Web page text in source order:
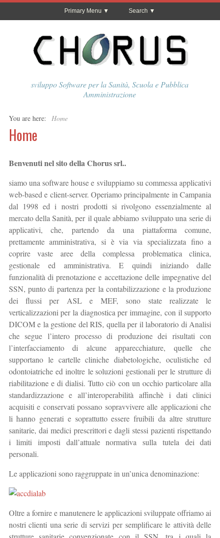
Primary Menu Search
sviluppo Software per la Sanità, Scuola e Pubblica
Amministrazione
You are here: Home
Home
Benvenuti nel sito della Chorus srl..
siamo una software house e sviluppiamo su commessa applicativi
web-based e client-server. Operiamo principalmente in Campania
dal 1998 ed i nostri prodotti si rivolgono essenzialmente al
mercato della Sanità, per il quale abbiamo sviluppato una serie di
applicativi, che, partendo da una piattaforma comune,
prettamente amministrativa, si è via via specializzata fino a
coprire vaste aree della complessa problematica clinica,
gestionale ed amministrativa. E quindi iniziando dalle
funzionalità di prenotazione e accettazione delle impegnative del
SSN, punto di partenza per la contabilizzazione e la produzione
dei flussi per ASL e MEF, sono state realizzate le
verticalizzazioni per la diagnostica per immagine, con il supporto
DICOM e la gestione del RIS, quella per il laboratorio di Analisi
che segue l’intero processo di produzione dei risultati con
l’interfacciamento di alcune apparecchiature, quelle che
supportano le cartelle cliniche diabetologiche, oculistiche ed
odontoiatriche ed inoltre le soluzioni gestionali per le strutture di
riabilitazione e di dialisi. Tutto ciò con un occhio particolare alla
standardizzazione e all’interoperabilità affinchè i dati clinici
acquisiti e conservati possano sopravvivere alle applicazioni che
li hanno generati e soprattutto essere fruibili da altre strutture
sanitarie, dai medici prescrittori e dagli stessi pazienti rispettando
i limiti imposti dall’attuale normativa sulla tutela dei dati
personali.
Le applicazioni sono raggruppate in un’unica denominazione:
Oltre a fornire e manutenere le applicazioni sviluppate offriamo ai
nostri clienti una serie di servizi per semplificare le attività delle